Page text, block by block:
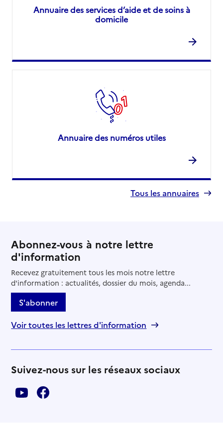
Annuaire des services d’aide et de soins à
domicile
Annuaire des numéros utiles
Tous les annuaires
Abonnez-vous à notre lettre
d'information
Recevez gratuitement tous les mois notre lettre
d'information : actualités, dossier du mois, agenda...
S'abonner
Voir toutes les lettres d'information
Suivez-nous sur les réseaux sociaux